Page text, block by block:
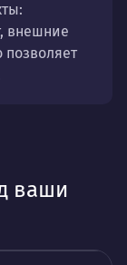
внешние
позволяет
ваши